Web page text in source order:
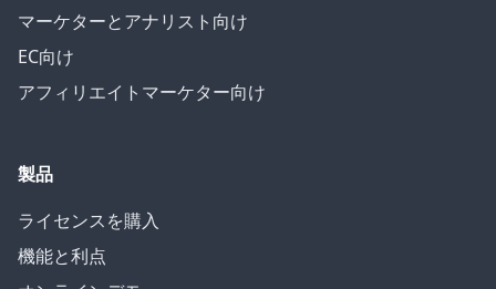
マーケターとアナリスト向け
EC向け
アフィリエイトマーケター向け
製品
ライセンスを購入
機能と利点